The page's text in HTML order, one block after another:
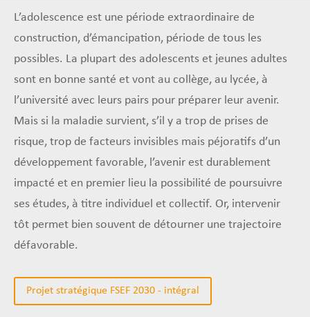
L’adolescence est une période extraordinaire de
construction, d’émancipation, période de tous les
possibles. La plupart des adolescents et jeunes adultes
sont en bonne santé et vont au collège, au lycée, à
l’université avec leurs pairs pour préparer leur avenir.
Mais si la maladie survient, s’il y a trop de prises de
risque, trop de facteurs invisibles mais péjoratifs d’un
développement favorable, l’avenir est durablement
impacté et en premier lieu la possibilité de poursuivre
ses études, à titre individuel et collectif. Or, intervenir
tôt permet bien souvent de détourner une trajectoire
défavorable.
Projet stratégique FSEF 2030 - intégral